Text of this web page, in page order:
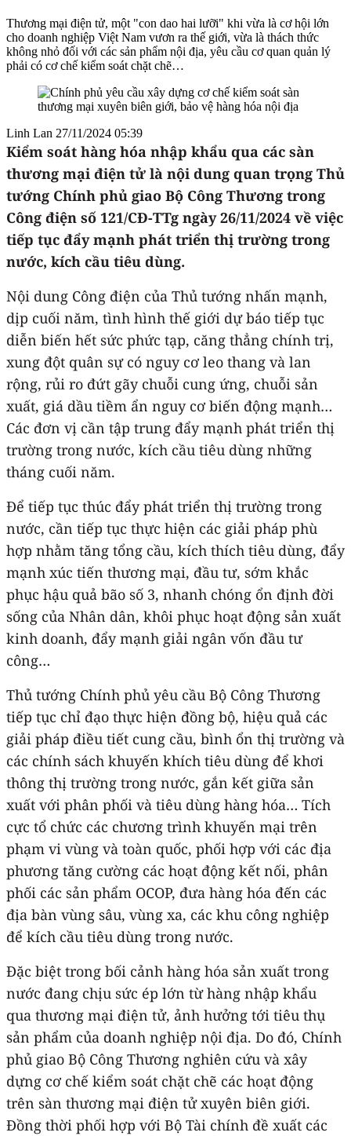
Thương mại điện tử, một "con dao hai lưỡi" khi vừa là cơ hội lớn
cho doanh nghiệp Việt Nam vươn ra thế giới, vừa là thách thức
không nhỏ đối với các sản phẩm nội địa, yêu cầu cơ quan quản lý
phải có cơ chế kiểm soát chặt chẽ…
Linh Lan 27/11/2024 05:39
Kiểm soát hàng hóa nhập khẩu qua các sàn
thương mại điện tử là nội dung quan trọng Thủ
tướng Chính phủ giao Bộ Công Thương trong
Công điện số 121/CĐ-TTg ngày 26/11/2024 về việc
tiếp tục đẩy mạnh phát triển thị trường trong
nước, kích cầu tiêu dùng.
Nội dung Công điện của Thủ tướng nhấn mạnh,
dịp cuối năm, tình hình thế giới dự báo tiếp tục
diễn biến hết sức phức tạp, căng thẳng chính trị,
xung đột quân sự có nguy cơ leo thang và lan
rộng, rủi ro đứt gãy chuỗi cung ứng, chuỗi sản
xuất, giá dầu tiềm ẩn nguy cơ biến động mạnh…
Các đơn vị cần tập trung đẩy mạnh phát triển thị
trường trong nước, kích cầu tiêu dùng những
tháng cuối năm.
Để tiếp tục thúc đẩy phát triển thị trường trong
nước, cần tiếp tục thực hiện các giải pháp phù
hợp nhằm tăng tổng cầu, kích thích tiêu dùng, đẩy
mạnh xúc tiến thương mại, đầu tư, sớm khắc
phục hậu quả bão số 3, nhanh chóng ổn định đời
sống của Nhân dân, khôi phục hoạt động sản xuất
kinh doanh, đẩy mạnh giải ngân vốn đầu tư
công…
Thủ tướng Chính phủ yêu cầu Bộ Công Thương
tiếp tục chỉ đạo thực hiện đồng bộ, hiệu quả các
giải pháp điều tiết cung cầu, bình ổn thị trường và
các chính sách khuyến khích tiêu dùng để khơi
thông thị trường trong nước, gắn kết giữa sản
xuất với phân phối và tiêu dùng hàng hóa… Tích
cực tổ chức các chương trình khuyến mại trên
phạm vi vùng và toàn quốc, phối hợp với các địa
phương tăng cường các hoạt động kết nối, phân
phối các sản phẩm OCOP, đưa hàng hóa đến các
địa bàn vùng sâu, vùng xa, các khu công nghiệp
để kích cầu tiêu dùng trong nước.
Đặc biệt trong bối cảnh hàng hóa sản xuất trong
nước đang chịu sức ép lớn từ hàng nhập khẩu
qua thương mại điện tử, ảnh hưởng tới tiêu thụ
sản phẩm của doanh nghiệp nội địa. Do đó, Chính
phủ giao Bộ Công Thương nghiên cứu và xây
dựng cơ chế kiểm soát chặt chẽ các hoạt động
trên sàn thương mại điện tử xuyên biên giới.
Đồng thời phối hợp với Bộ Tài chính đề xuất các